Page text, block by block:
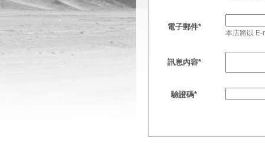
電子郵件*
本店將以 E-
訊息內容*
驗證碼*